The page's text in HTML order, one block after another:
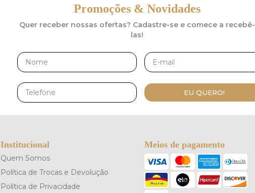
Promoções & Novidades
Quer receber nossas ofertas? Cadastre-se e comece a recebê-
las!
EU QUERO!
Institucional
Quem Somos
Política de Trocas e Devolução
Política de Privacidade
Meios de pagamento